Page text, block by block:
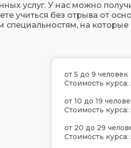
услуг. У нас можно
учиться без отрыва от
на которые
от 5 до 9 человек
Стоимость курса:
от 10 до 19
Стоимость курса:
от 20 до 29
Стоимость